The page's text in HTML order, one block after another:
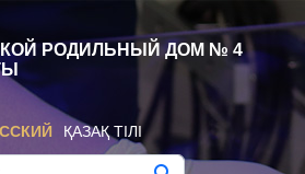
РОДИЛЬНЫЙ ДОМ № 4
ҚАЗАҚ ТІЛІ